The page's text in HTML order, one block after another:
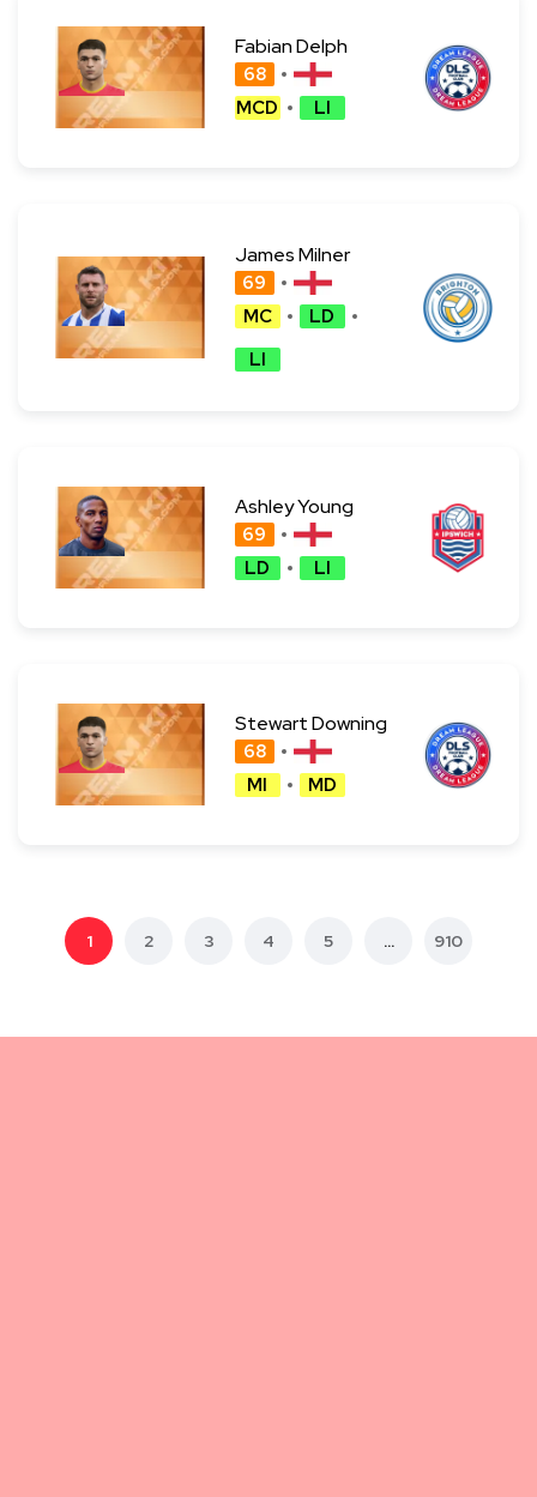
Fabian Delph
68
MCD
LI
James Milner
69
MC
LD
LI
Ashley Young
69
LD
LI
Stewart Downing
68
MI
MD
1 2 3 4 5 ... 910